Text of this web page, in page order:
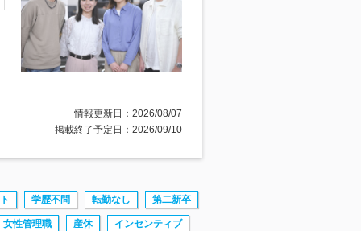
情報更新日：2026/08/07
掲載終了予定日：2026/09/10
学歴不問 転勤なし 第二新卒
女性管理職 産休 インセンティブ